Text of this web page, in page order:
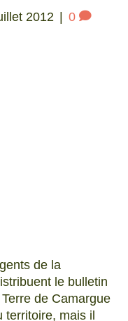
2012 0
de la
le bulletin
de Camargue
mais il